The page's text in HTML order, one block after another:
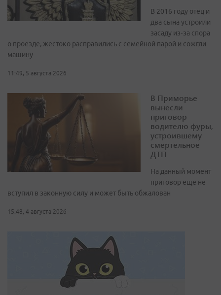
В 2016 году отец и
два сына устроили
засаду из‑за спора
о проезде, жестоко расправились с семейной парой и сожгли
машину
11:49, 5 августа 2026
В Приморье
вынесли
приговор
водителю фуры,
устроившему
смертельное
ДТП
На данный момент
приговор еще не
вступил в законную силу и может быть обжалован
15:48, 4 августа 2026